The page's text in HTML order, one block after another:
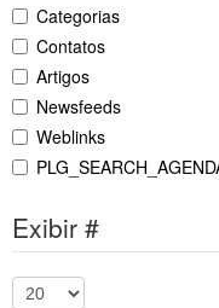
Categorias
Contatos
Artigos
Newsfeeds
Weblinks
Exibir #